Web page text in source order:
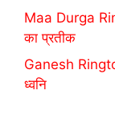
Maa Durga
का प्रतीक
Ganesh
ध्वनि